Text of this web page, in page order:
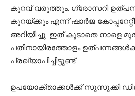
കുറവ് വരുത്തും. ഗ്രോസറി
കുറയ്ക്കും എന്ന് ഷാര്‍ജ
അറിയിച്ചു. ഇത് കൂടാതെ നാളെ
പതിനായിരത്തോളം
പ്രഖ്യാപിച്ചിട്ടുണ്ട്.
ഉപയോക്താക്കള്‍ക്ക് സുസുക്കി